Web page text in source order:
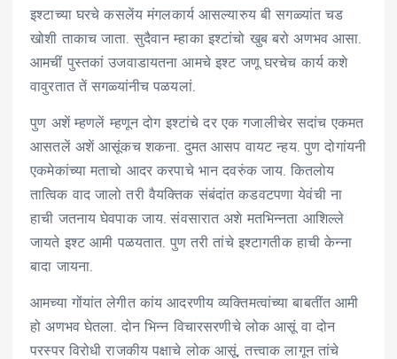
इश्टाच्या घरचे कसलेंय मंगलकार्य आसल्यारुय बी सगळ्यांत चड
खोशी ताकाच जाता. सुदैवान म्हाका इश्टांचो खुब बरो अणभव आसा.
आमचीं पुस्तकां उजवाडायतना आमचे इश्ट जणू घरचेच कार्य कशे
वावुरतात तें सगळ्यांनीच पळयलां.
पुण अशें म्हणलें म्हणून दोग इश्टांचे दर एक गजालीचेर सदांच एकमत
आसतलें अशें आसूंकच शकना. दुमत आसप वायट न्हय. पुण दोगांयनी
एकमेकांच्या मताचो आदर करपाचे भान दवरुंक जाय. कितलोय
तात्विक वाद जालो तरी वैयक्तिक संबंदांत कडवटपणा येवंची ना
हाची जतनाय घेवपाक जाय. संवसारात अशे मतभिन्नता आशिल्ले
जायते इश्ट आमी पळयतात. पुण तरी तांचे इश्टागतीक हाची केन्ना
बादा जायना.
आमच्या गोंयांत लेगीत कांय आदरणीय व्यक्तिमत्वांच्या बाबतींत आमी
हो अणभव घेतला. दोन भिन्न विचारसरणीचे लोक आसूं वा दोन
परस्पर विरोधी राजकीय पक्षाचे लोक आसूं, तत्त्वाक लागून तांचे